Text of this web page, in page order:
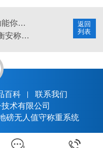
返回
列表
衡安称重软件的这4大功能你一定要知道
万家灯火，共赴团圆，衡安称重软件祝您元宵快乐！
百科
联系我们
术有限公司
磅无人值守称重系统